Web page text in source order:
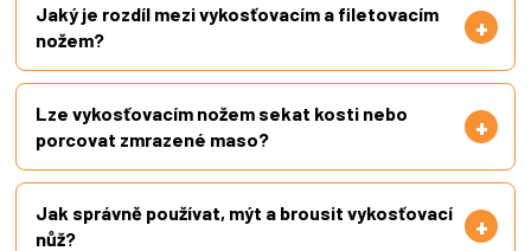
Jaký je rozdíl mezi vykosťovacím a filetovacím
nožem?
Lze vykosťovacím nožem sekat kosti nebo
porcovat zmrazené maso?
Jak správně používat, mýt a brousit vykosťovací
nůž?